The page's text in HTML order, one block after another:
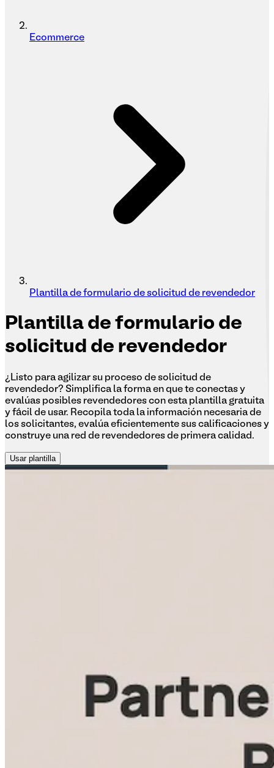
Ecommerce
Plantilla de formulario de solicitud de revendedor
Plantilla de formulario de
solicitud de revendedor
¿Listo para agilizar su proceso de solicitud de
revendedor? Simplifica la forma en que te conectas y
evalúas posibles revendedores con esta plantilla gratuita
y fácil de usar. Recopila toda la información necesaria de
los solicitantes, evalúa eficientemente sus calificaciones y
construye una red de revendedores de primera calidad.
Usar plantilla